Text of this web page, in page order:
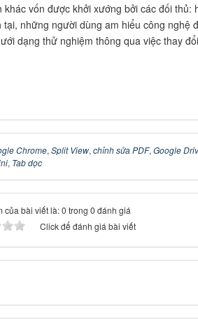
khác vốn được khởi xướng bởi các đối thủ:
tại, những người dùng am hiểu công nghệ
dạng thử nghiệm thông qua việc thay
Chrome, Split View, chỉnh sửa PDF, Google
, Tab dọc
của bài viết là: 0 trong 0 đánh giá
Click để đánh giá bài viết